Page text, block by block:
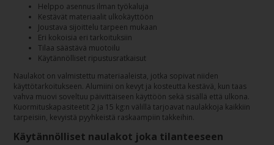
Helppo asennus ilman työkaluja
Kestävät materiaalit ulkokäyttöön
Joustava sijoittelu tarpeen mukaan
Eri kokoisia eri tarkoituksiin
Tilaa säästävä muotoilu
Käytännölliset ripustusratkaisut
Naulakot on valmistettu materiaaleista, jotka sopivat niiden
käyttötarkoitukseen. Alumiini on kevyt ja kosteutta kestävä, kun taas
vahva muovi soveltuu päivittäiseen käyttöön sekä sisällä että ulkona.
Kuormituskapasiteetit 2 ja 15 kg:n välillä tarjoavat naulakkoja kaikkiin
tarpeisiin, kevyistä pyyhkeistä raskaampiin takkeihin.
Käytännölliset naulakot joka tilanteeseen